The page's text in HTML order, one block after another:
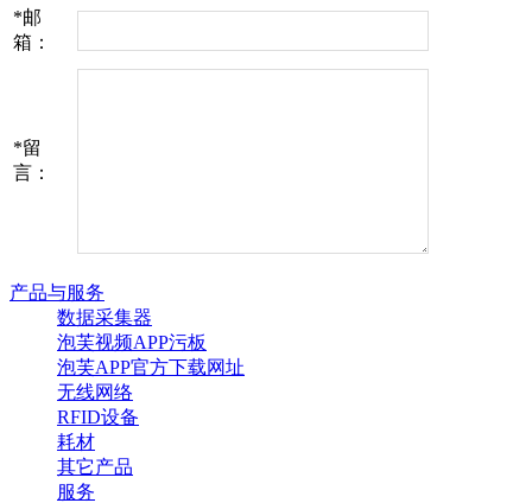
*邮
箱：
*留
言：
产品与服务
数据采集器
泡芙视频APP污板
泡芙APP官方下载网址
无线网络
RFID设备
耗材
其它产品
服务